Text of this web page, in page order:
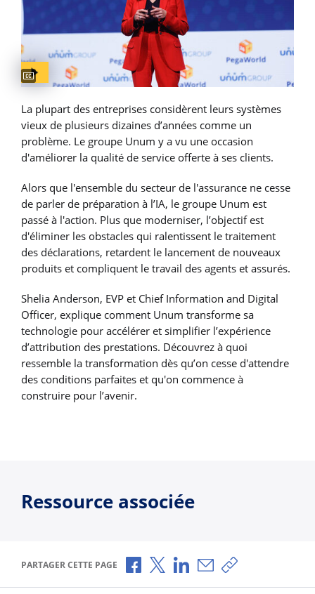
Captions available
La plupart des entreprises considèrent leurs systèmes
vieux de plusieurs dizaines d’années comme un
problème. Le groupe Unum y a vu une occasion
d'améliorer la qualité de service offerte à ses clients.
Alors que l'ensemble du secteur de l'assurance ne cesse
de parler de préparation à l’IA, le groupe Unum est
passé à l'action. Plus que moderniser, l’objectif est
d'éliminer les obstacles qui ralentissent le traitement
des déclarations, retardent le lancement de nouveaux
produits et compliquent le travail des agents et assurés.
Shelia Anderson, EVP et Chief Information and Digital
Officer, explique comment Unum transforme sa
technologie pour accélérer et simplifier l’expérience
d’attribution des prestations. Découvrez à quoi
ressemble la transformation dès qu’on cesse d'attendre
des conditions parfaites et qu'on commence à
construire pour l’avenir.
Ressource associée
PARTAGER CETTE PAGE Partager via Facebook
Partager via X
Partager via LinkedIn
Partager par e-mail
Copier le lien